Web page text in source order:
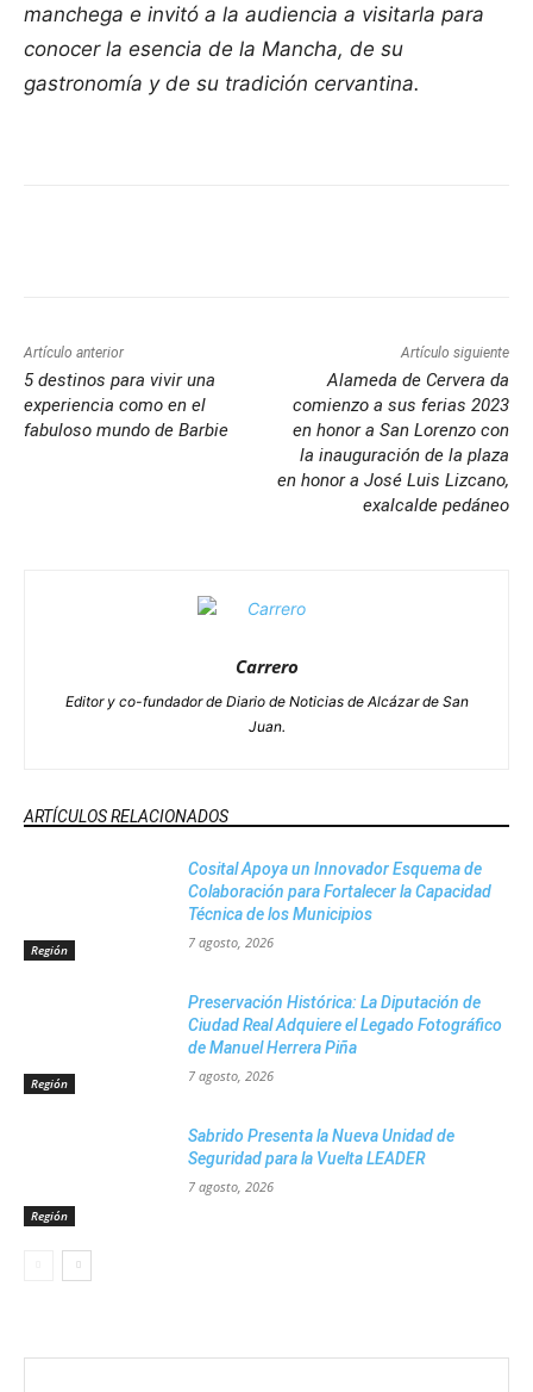
manchega e invitó a la audiencia a visitarla para
conocer la esencia de la Mancha, de su
gastronomía y de su tradición cervantina.
Artículo anterior
5 destinos para vivir una
experiencia como en el
fabuloso mundo de Barbie
Artículo siguiente
Alameda de Cervera da
comienzo a sus ferias 2023
en honor a San Lorenzo con
la inauguración de la plaza
en honor a José Luis Lizcano,
exalcalde pedáneo
Carrero
Editor y co-fundador de Diario de Noticias de Alcázar de San
Juan.
ARTÍCULOS RELACIONADOS
Región
Cosital Apoya un Innovador Esquema de
Colaboración para Fortalecer la Capacidad
Técnica de los Municipios
7 agosto, 2026
Región
Preservación Histórica: La Diputación de
Ciudad Real Adquiere el Legado Fotográfico
de Manuel Herrera Piña
7 agosto, 2026
Región
Sabrido Presenta la Nueva Unidad de
Seguridad para la Vuelta LEADER
7 agosto, 2026